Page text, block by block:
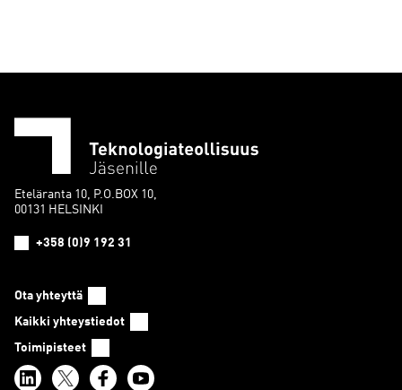
Eteläranta 10, P.O.BOX 10,
00131 HELSINKI
+358 (0)9 192 31
Ota yhteyttä
Kaikki yhteystiedot
Toimipisteet